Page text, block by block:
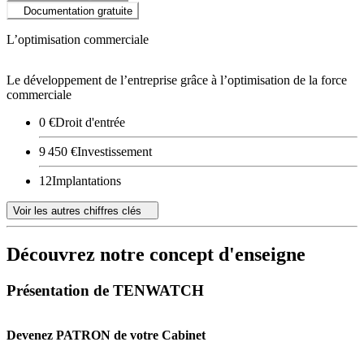
Documentation gratuite
L’optimisation commerciale
Le développement de l’entreprise grâce à l’optimisation de la force
commerciale
0 €Droit d'entrée
9 450 €Investissement
12Implantations
Voir les autres chiffres clés
Découvrez notre concept d'enseigne
Présentation de TENWATCH
Devenez PATRON de votre Cabinet